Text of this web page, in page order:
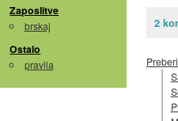
Zaposlitve
brskaj
Ostalo
pravila
2